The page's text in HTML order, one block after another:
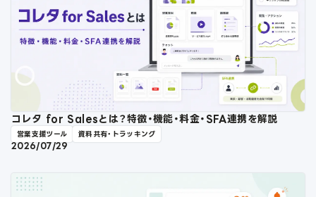
コレタ for Salesとは？特徴・機能・料金・SFA連携を解説
営業支援ツール 資料共有・トラッキング
2026/07/29